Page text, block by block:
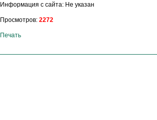
Информация с сайта: Не указан
Просмотров: 2272
Печать